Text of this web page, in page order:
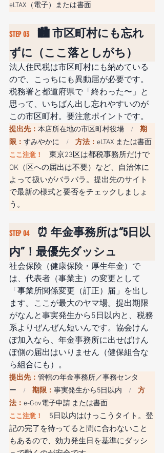
eLTAX（電子）または書面
STEP 03 🏙️ 市区町村にも忘れ
ずに（ここ落としがち）
法人住民税は市区町村にも納めている
ので、こっちにも異動届が必要です。
税務署と都道府県で「終わった〜」と
思って、いちばん出し忘れやすいのが
この市区町村。要注意ポイントです。
提出先： 本店所在地の市区町村役場 / 期
限： すみやかに / 方法： eLTAX または書面
ここ注意！ 東京23区は都税事務所だけで
OK（区への届出は不要）など、自治体に
よって扱いがバラバラ。提出先のサイト
で最新の様式と要否をチェックしましょ
う。
STEP 04
⏰ 年金事務所は“5日以
内”！最優先ダッシュ
社会保険（健康保険・厚生年金）で
は、代表者（事業主）の変更として
「事業所関係変更（訂正）届」を出し
ます。ここが最大のヤマ場。提出期限
がなんと事実発生から5日以内と、税務
系よりぜんぜん短いんです。協会けん
ぽ加入なら、年金事務所に出せばけん
ぽ側の届出はいりません（健保組合な
ら組合にも）。
提出先： 管轄の年金事務所／事務センタ
ー / 期限： 事実発生から5日以内 / 方
法： e-Gov電子申請 または書面
ここ注意！ 5日以内はけっこうタイト。登
記の完了を待ってると間に合わないこと
もあるので、効力発生日を基準にダッシ